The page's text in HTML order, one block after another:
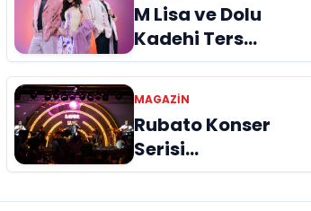
M Lisa ve Dolu
Kadehi Ters
Tut’tan Yeni İş
Birliği: “Vişne”
MAGAZİN
Rubato Konser
Serisi
Müzikseverlerle
Buluşmaya Devam